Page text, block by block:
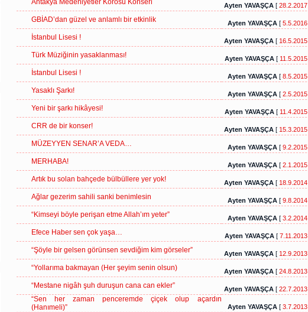
Antakya Medeniyetler Korosu Konseri Ayten YAVAŞÇA[28.2.2017
GBİAD’dan güzel ve anlamlı bir etkinlik
Ayten YAVAŞÇA[5.5.2016
İstanbul Lisesi !
Ayten YAVAŞÇA[16.5.2015
Türk Müziğinin yasaklanması!
Ayten YAVAŞÇA[11.5.2015
İstanbul Lisesi !
Ayten YAVAŞÇA[8.5.2015
Yasaklı Şarkı!
Ayten YAVAŞÇA[2.5.2015
Yeni bir şarkı hikâyesi!
Ayten YAVAŞÇA[11.4.2015
CRR de bir konser!
Ayten YAVAŞÇA[15.3.2015
MÜZEYYEN SENAR’A VEDA…
Ayten YAVAŞÇA[9.2.2015
MERHABA!
Ayten YAVAŞÇA[2.1.2015
Artık bu solan bahçede bülbüllere yer yok!
Ayten YAVAŞÇA[18.9.2014
Ağlar gezerim sahili sanki benimlesin
Ayten YAVAŞÇA[9.8.2014
“Kimseyi böyle perişan etme Allah’ım yeter”
Ayten YAVAŞÇA[3.2.2014
Efece Haber sen çok yaşa…
Ayten YAVAŞÇA[7.11.2013
“Şöyle bir gelsen görünsen sevdiğim kim görseler”
Ayten YAVAŞÇA[12.9.2013
“Yollarıma bakmayan (Her şeyim senin olsun)
Ayten YAVAŞÇA[24.8.2013
“Mestane nigâh şuh duruşun cana can ekler”
Ayten YAVAŞÇA[22.7.2013
“Sen her zaman penceremde çiçek olup açardın
(Hanımeli)”
Ayten YAVAŞÇA[3.7.2013